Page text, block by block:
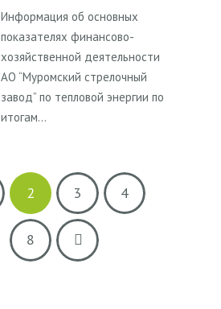
Информация об основных
показателях финансово-
хозяйственной деятельности
АО “Муромский стрелочный
завод” по тепловой энергии по
итогам…
2 3 4
8